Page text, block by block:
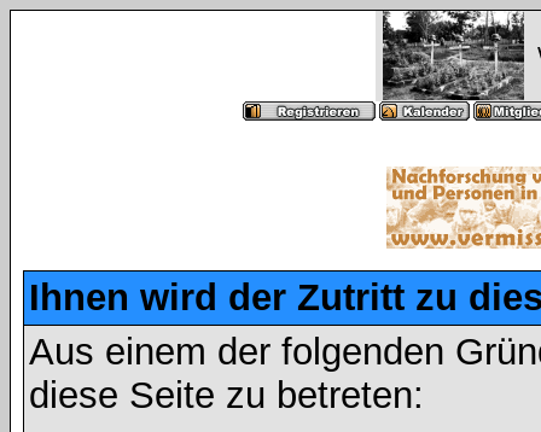
Ihnen wird der Zutritt zu
Aus einem der folgenden
diese Seite zu betreten: